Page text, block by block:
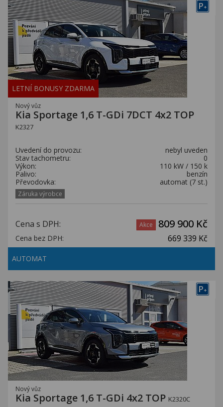
P+
LETNÍ BONUSY ZDARMA
Nový vůz
Kia Sportage 1,6 T-GDi 7DCT 4x2 TOP
K2327
Uvedení do provozu:
nebyl uveden
Stav tachometru:
0
Výkon:
110 kW / 150 k
Palivo:
benzín
Převodovka:
automat (7 st.)
Záruka výrobce
Cena s DPH: Akce 809 900 Kč
Cena bez DPH: 669 339 Kč
AUTOMAT
P+
Nový vůz
Kia Sportage 1,6 T-GDi 4x2 TOP K2320C